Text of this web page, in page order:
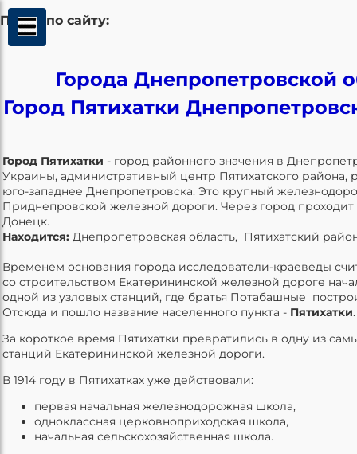
Поиск по сайту:
Города Днепропетровской
Город Пятихатки
Город Пятихатки - город районного значения в
Украины, административный центр Пятихатского района,
юго-западнее Днепропетровска. Это крупный
Приднепровской железной дороги. Через город проходит
Донецк.
Находится: Днепропетровская область, Пятихатский
Временем основания города исследователи-краеведы
со строительством Екатерининской железной дороге
одной из узловых станций, где братья Потабашные
Отсюда и пошло название населенного пункта - Пятихатки.
За короткое время Пятихатки превратились в одну из
станций Екатерининской железной дороги.
В 1914 году в Пятихатках уже действовали:
первая начальная железнодорожная школа,
одноклассная церковноприходская школа,
начальная сельскохозяйственная школа.